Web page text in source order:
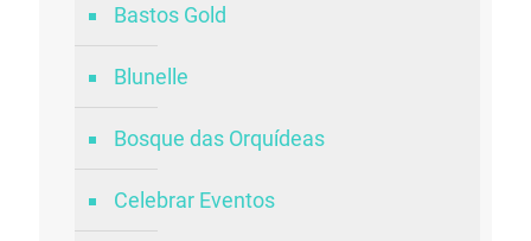
Bastos Gold
Blunelle
Bosque das Orquídeas
Celebrar Eventos